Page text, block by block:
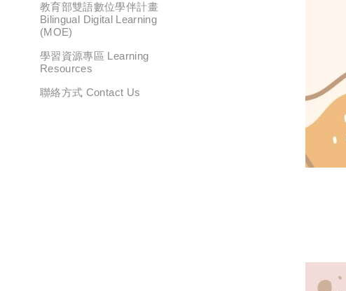
教育部雙語數位學伴計畫
Bilingual Digital Learning
(MOE)
學習資源專區 Learning
Resources
聯絡方式 Contact Us